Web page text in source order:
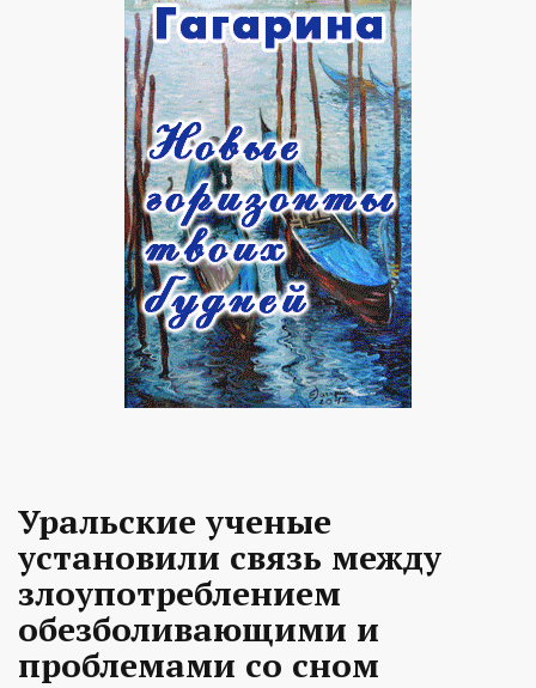
Уральские ученые
установили связь между
злоупотреблением
обезболивающими и
проблемами со сном